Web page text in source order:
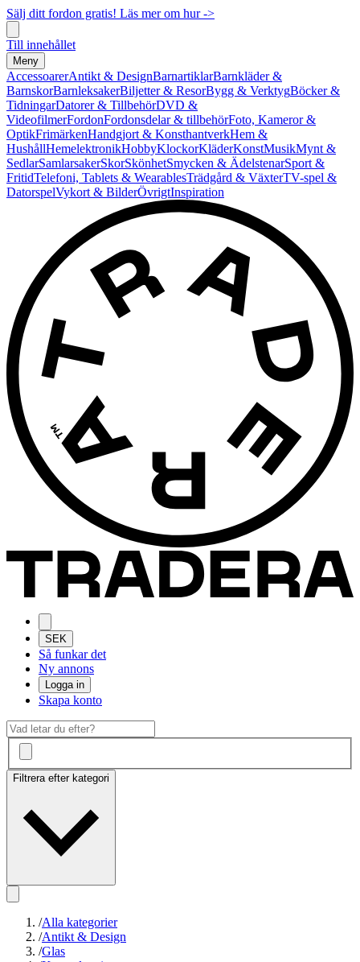
Sälj ditt fordon gratis! Läs mer om hur ->
Till innehållet
Meny
AccessoarerAntikt & DesignBarnartiklarBarnkläder &
BarnskorBarnleksakerBiljetter & ResorBygg & VerktygBöcker &
TidningarDatorer & TillbehörDVD &
VideofilmerFordonFordonsdelar & tillbehörFoto, Kameror &
OptikFrimärkenHandgjort & KonsthantverkHem &
HushållHemelektronikHobbyKlockorKläderKonstMusikMynt &
SedlarSamlarsakerSkorSkönhetSmycken & ÄdelstenarSport &
FritidTelefoni, Tablets & WearablesTrädgård & VäxterTV-spel &
DatorspelVykort & BilderÖvrigtInspiration
SEK
Så funkar det
Ny annons
Logga in
Skapa konto
Filtrera efter kategori
/Alla kategorier
/Antikt & Design
/Glas